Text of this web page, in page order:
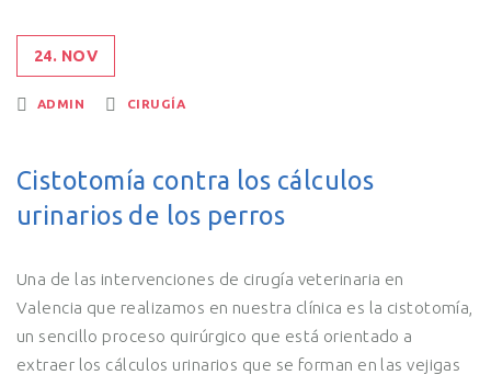
24. NOV
ADMIN CIRUGÍA
Cistotomía contra los cálculos
urinarios de los perros
Una de las intervenciones de cirugía veterinaria en
Valencia que realizamos en nuestra clínica es la cistotomía,
un sencillo proceso quirúrgico que está orientado a
extraer los cálculos urinarios que se forman en las vejigas